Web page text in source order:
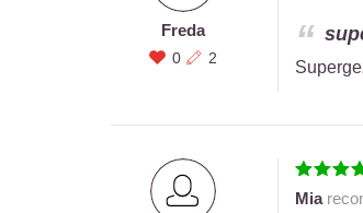
Freda
0 2
Mia